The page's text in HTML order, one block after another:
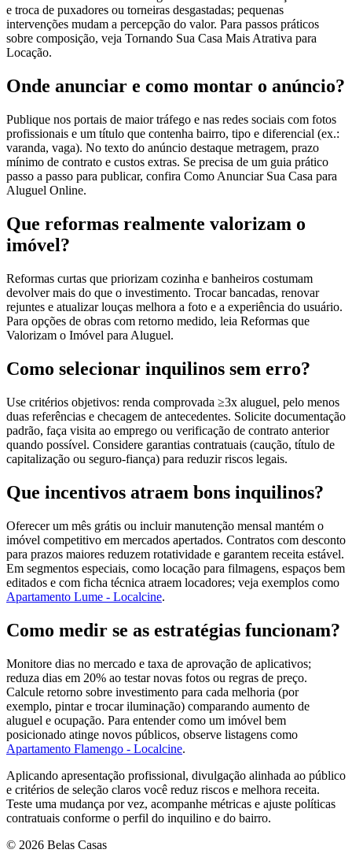
e troca de puxadores ou torneiras desgastadas; pequenas
intervenções mudam a percepção do valor. Para passos práticos
sobre composição, veja Tornando Sua Casa Mais Atrativa para
Locação.
Onde anunciar e como montar o anúncio?
Publique nos portais de maior tráfego e nas redes sociais com fotos
profissionais e um título que contenha bairro, tipo e diferencial (ex.:
varanda, vaga). No texto do anúncio destaque metragem, prazo
mínimo de contrato e custos extras. Se precisa de um guia prático
passo a passo para publicar, confira Como Anunciar Sua Casa para
Aluguel Online.
Que reformas realmente valorizam o
imóvel?
Reformas curtas que priorizam cozinha e banheiros costumam
devolver mais do que o investimento. Trocar bancadas, renovar
rejuntes e atualizar louças melhora a foto e a experiência do usuário.
Para opções de obras com retorno medido, leia Reformas que
Valorizam o Imóvel para Aluguel.
Como selecionar inquilinos sem erro?
Use critérios objetivos: renda comprovada ≥3x aluguel, pelo menos
duas referências e checagem de antecedentes. Solicite documentação
padrão, faça visita ao emprego ou verificação de contrato anterior
quando possível. Considere garantias contratuais (caução, título de
capitalização ou seguro-fiança) para reduzir riscos legais.
Que incentivos atraem bons inquilinos?
Oferecer um mês grátis ou incluir manutenção mensal mantém o
imóvel competitivo em mercados apertados. Contratos com desconto
para prazos maiores reduzem rotatividade e garantem receita estável.
Em segmentos especiais, como locação para filmagens, espaços bem
editados e com ficha técnica atraem locadores; veja exemplos como
Apartamento Lume - Localcine.
Como medir se as estratégias funcionam?
Monitore dias no mercado e taxa de aprovação de aplicativos;
reduza dias em 20% ao testar novas fotos ou regras de preço.
Calcule retorno sobre investimento para cada melhoria (por
exemplo, pintar e trocar iluminação) comparando aumento de
aluguel e ocupação. Para entender como um imóvel bem
posicionado atinge novos públicos, observe listagens como
Apartamento Flamengo - Localcine.
Aplicando apresentação profissional, divulgação alinhada ao público
e critérios de seleção claros você reduz riscos e melhora receita.
Teste uma mudança por vez, acompanhe métricas e ajuste políticas
contratuais conforme o perfil do inquilino e do bairro.
© 2026 Belas Casas